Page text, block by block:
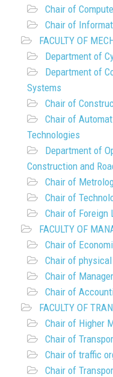
Chair of
Chair of
FACULTY OF
Department of
Department of
Systems
Chair of
Chair of
Technologies
Department of
Construction and
Chair of
Chair of
Chair of Foreign
FACULTY OF
Chair of
Chair of
Chair of
Chair of
FACULTY OF
Chair of Higher
Chair of
Chair of traffic
Chair of